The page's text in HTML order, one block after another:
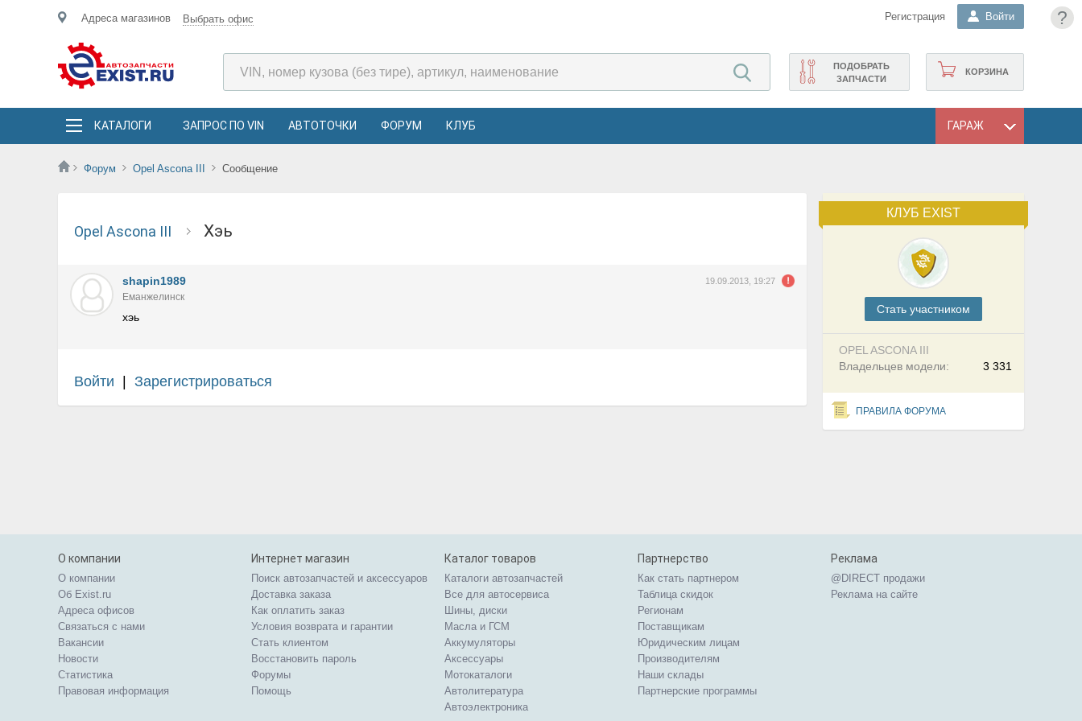
?
Адреса магазинов Выбрать офис Регистрация Войти
КОРЗИНА
ПОДОБРАТЬ
ЗАПЧАСТИ
КАТАЛОГИ ЗАПРОС ПО VIN АВТОТОЧКИ ФОРУМ КЛУБ ГАРАЖ
Форум Opel Ascona III Сообщение
КЛУБ EXIST
Cтать участником
OPEL ASCONA III
3 331
Владельцев модели:
ПРАВИЛА ФОРУМА
Opel Ascona III хэь
shapin1989 19.09.2013, 19:27
Еманжелинск
хэь
Войти Зарегистрироваться
О компании
О компании
Об Exist.ru
Адреса офисов
Связаться с нами
Вакансии
Новости
Статистика
Правовая информация
Интернет магазин
Поиск автозапчастей и аксессуаров
Доставка заказа
Как оплатить заказ
Условия возврата и гарантии
Стать клиентом
Восстановить пароль
Форумы
Помощь
Каталог товаров
Каталоги автозапчастей
Все для автосервиса
Шины, диски
Масла и ГСМ
Аккумуляторы
Аксессуары
Мотокаталоги
Автолитература
Автоэлектроника
Партнерство
Как стать партнером
Таблица скидок
Регионам
Поставщикам
Юридическим лицам
Производителям
Наши склады
Партнерские программы
Реклама
@DIRECT продажи
Реклама на сайте